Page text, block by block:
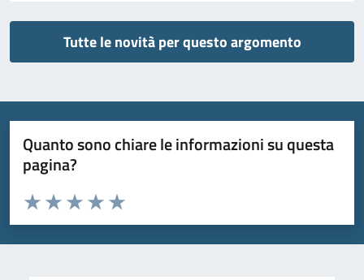
Tutte le novità per questo argomento
Quanto sono chiare le informazioni su questa
pagina?
Valuta da 1 a 5 stelle la pagina
Valuta 5 stelle su 5
Valuta 4 stelle su 5
Valuta 3 stelle su 5
Valuta 2 stelle su 5
Valuta 1 stelle su 5